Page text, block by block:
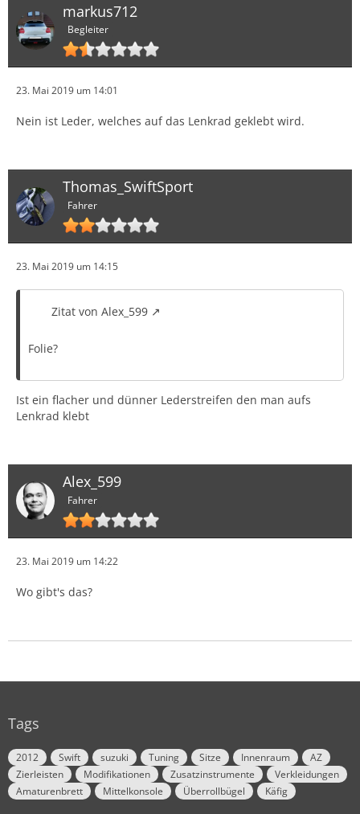
markus712
Begleiter
23. Mai 2019 um 14:01
Nein ist Leder, welches auf das Lenkrad geklebt wird.
Thomas_SwiftSport
Fahrer
23. Mai 2019 um 14:15
Zitat von Alex_599
Folie?
Ist ein flacher und dünner Lederstreifen den man aufs
Lenkrad klebt
Alex_599
Fahrer
23. Mai 2019 um 14:22
Wo gibt's das?
Tags
2012 Swift suzuki Tuning Sitze Innenraum
AZ
Zierleisten
Modifikationen Zusatzinstrumente
Verkleidungen
Amaturenbrett
Mittelkonsole Überrollbügel Käfig